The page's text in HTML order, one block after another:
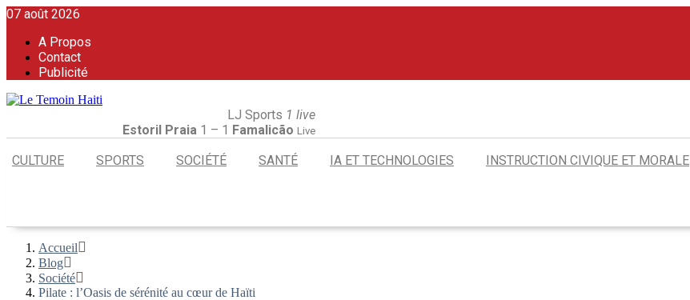
07 août 2026
A Propos
Contact
Publicité
LJ Sports 1 live
Estoril Praia 1 – 1 Famalicão Live
CULTURE SPORTS SOCIÉTÉ SANTÉ IA ET TECHNOLOGIES INSTRUCTION CIVIQUE ET MORALE
Accueil
Blog
Société
Pilate : l’Oasis de sérénité au cœur de Haïti